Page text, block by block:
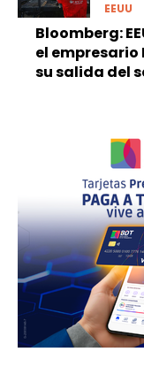
EEUU
Bloomberg:
el
su salida del